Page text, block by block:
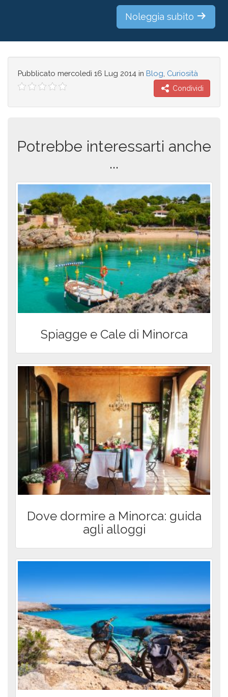
Noleggia subito
Pubblicato mercoledì 16 Lug 2014 in Blog Curiosità
Condividi
Potrebbe interessarti anche
...
Spiagge e Cale di Minorca
Dove dormire a Minorca: guida
agli alloggi